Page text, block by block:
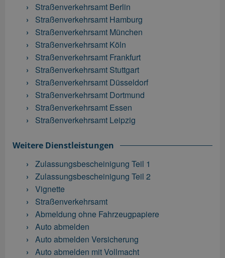
Straßenverkehrsamt Berlin
Straßenverkehrsamt Hamburg
Straßenverkehrsamt München
Straßenverkehrsamt Köln
Straßenverkehrsamt Frankfurt
Straßenverkehrsamt Stuttgart
Straßenverkehrsamt Düsseldorf
Straßenverkehrsamt Dortmund
Straßenverkehrsamt Essen
Straßenverkehrsamt Leipzig
Weitere Dienstleistungen
Zulassungsbescheinigung Teil 1
Zulassungsbescheinigung Teil 2
Vignette
Straßenverkehrsamt
Abmeldung ohne Fahrzeugpapiere
Auto abmelden
Auto abmelden Versicherung
Auto abmelden mit Vollmacht